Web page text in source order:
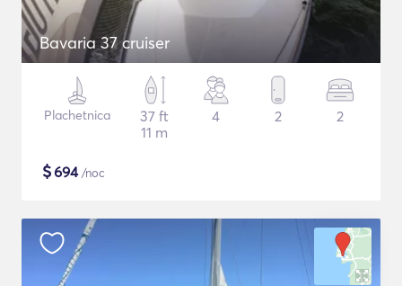
Bavaria 37 cruiser
Plachetnica
37 ft
11 m
4 2 2
$694/noc